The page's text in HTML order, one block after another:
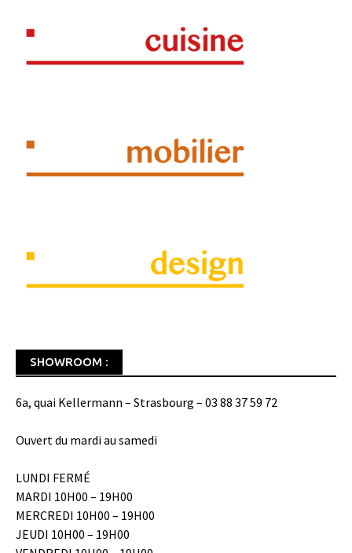
SHOWROOM :
6a, quai Kellermann – Strasbourg – 03 88 37 59 72
Ouvert du mardi au samedi
LUNDI FERMÉ
MARDI 10H00 – 19H00
MERCREDI 10H00 – 19H00
JEUDI 10H00 – 19H00